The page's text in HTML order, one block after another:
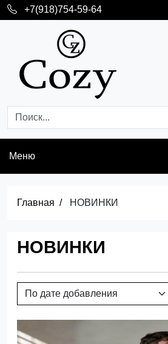
+7(918)754-59-64
Меню
Главная НОВИНКИ
НОВИНКИ